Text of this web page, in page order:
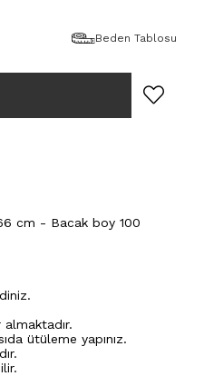
Beden Tablosu
cm - Bacak boy 100
ütüleme yapınız.